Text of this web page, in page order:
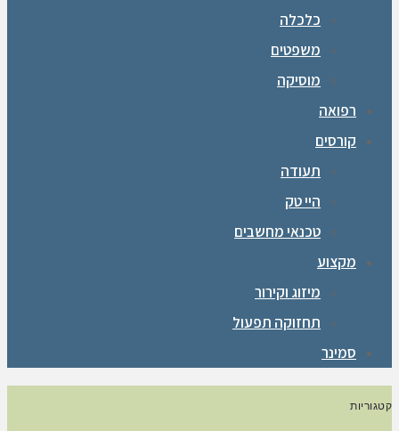
כלכלה
משפטים
מוסיקה
רפואה
קורסים
תעודה
היי טק
טכנאי מחשבים
מקצוע
מיזוג וקירור
תחזוקה תפעול
סמינר
קטגוריות